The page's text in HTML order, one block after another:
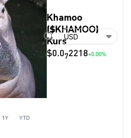
Khamoo
($KHAMOO)
Kurs
$0.072218+0.00%
USD
1Y YTD